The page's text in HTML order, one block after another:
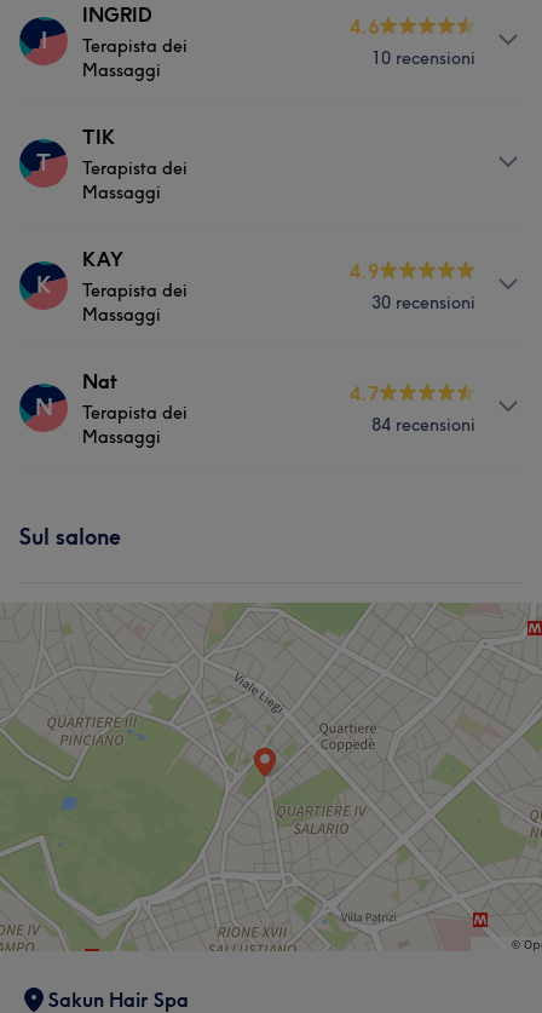
Servizi
Massaggio Counselling & Olistico
I
INGRID
Terapista dei
Massaggi
4.6
10 recensioni
Servizi
Viso
T
TIK
Terapista dei
Massaggi
Servizi
Massaggio Counselling & Olistico
K
KAY
Terapista dei
Massaggi
4.9
30 recensioni
Servizi
Corpo
N
Nat
Terapista dei
Massaggi
4.7
84 recensioni
Counselling & Olistico
Sul salone
Sakun Hair Spa